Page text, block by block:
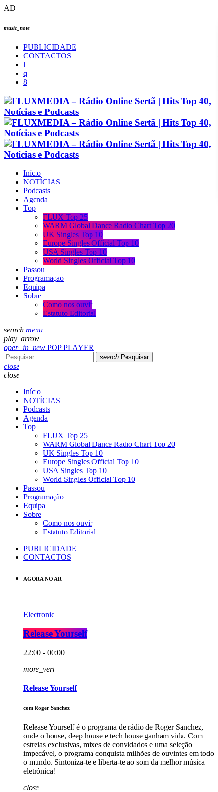
AD
music_note
PUBLICIDADE
CONTACTOS
Início
NOTÍCIAS
Podcasts
Agenda
Top
FLUX Top 25
WARM Global Dance Radio Chart Top 20
UK Singles Top 10
Europe Singles Official Top 10
USA Singles Top 10
World Singles Official Top 10
Passou
Programação
Equipa
Sobre
Como nos ouvir
Estatuto Editorial
search menu
play_arrow
open_in_new POP PLAYER
search Pesquisar
close
close
Início
NOTÍCIAS
Podcasts
Agenda
Top
FLUX Top 25
WARM Global Dance Radio Chart Top 20
UK Singles Top 10
Europe Singles Official Top 10
USA Singles Top 10
World Singles Official Top 10
Passou
Programação
Equipa
Sobre
Como nos ouvir
Estatuto Editorial
PUBLICIDADE
CONTACTOS
AGORA NO AR
Electronic
Release Yourself
22:00 - 00:00
more_vert
Release Yourself
com Roger Sanchez
Release Yourself é o programa de rádio de Roger Sanchez,
onde o house, deep house e tech house ganham vida. Com
estreias exclusivas, mixes de convidados e uma seleção
impecável, o programa conquista milhões de ouvintes em todo
o mundo. Sintoniza-te e liberta-te ao som da melhor música
eletrónica!
close